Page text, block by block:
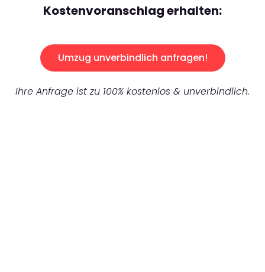
Kostenvoranschlag erhalten:
Umzug unverbindlich anfragen!
Ihre Anfrage ist zu 100% kostenlos & unverbindlich.